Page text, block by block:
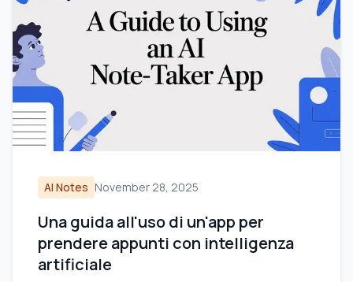
AI Notes November 28, 2025
Una guida all'uso di un'app per
prendere appunti con intelligenza
artificiale